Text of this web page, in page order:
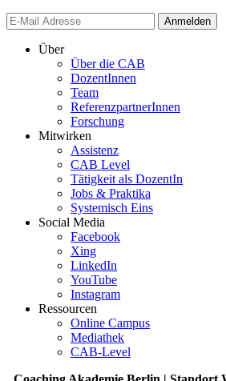
Anmelden
Über
Über die CAB
DozentInnen
Team
ReferenzpartnerInnen
Forschung
Mitwirken
Assistenz
CAB Level
Tätigkeit als DozentIn
Jobs & Praktika
Systemisch Eins
Social Media
Facebook
Xing
LinkedIn
YouTube
Instagram
Ressourcen
Online Campus
Mediathek
CAB-Level